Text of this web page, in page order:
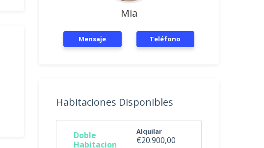
Mia
Mensaje Teléfono
Habitaciones Disponibles
Doble
Habitacion
Alquilar
€20.900,00